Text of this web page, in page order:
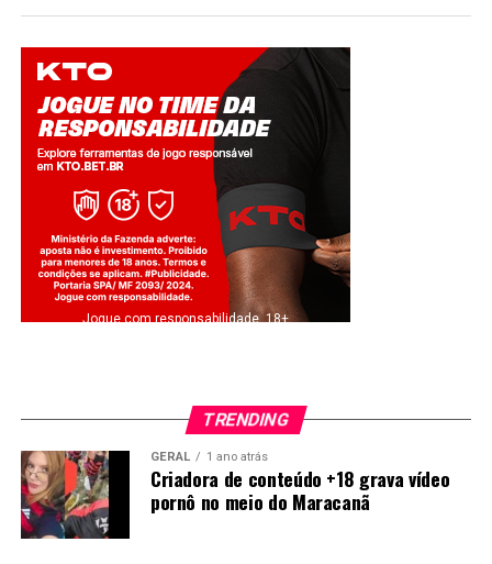
Jogue com responsabilidade. 18+
TRENDING
GERAL 1 ano atrás
Criadora de conteúdo +18 grava vídeo
pornô no meio do Maracanã